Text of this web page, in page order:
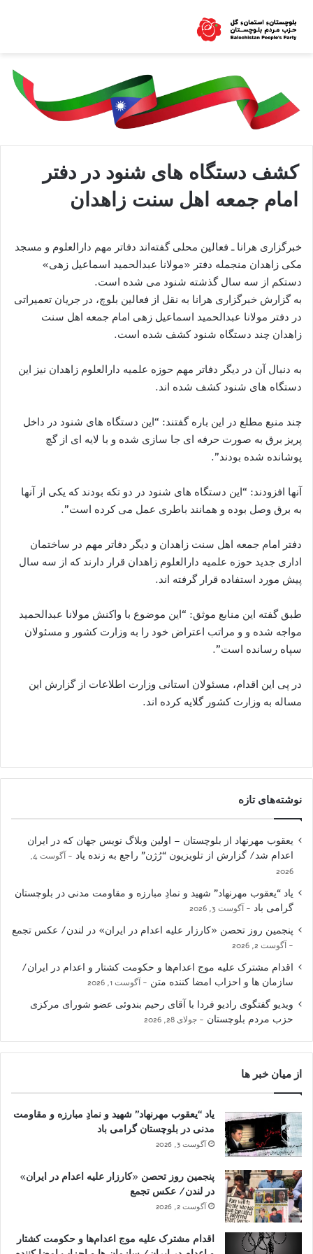
کشف دستگاه های شنود در دفتر
امام جمعه اهل سنت زاهدان
خبرگزاری هرانا ـ فعالین محلی گفته‌اند دفاتر مهم دارالعلوم و مسجد
مکی زاهدان منجمله دفتر «مولانا عبدالحمید اسماعیل زهی»
دستکم از سه سال گذشته شنود می شده است.
به گزارش خبرگزاری هرانا به نقل از فعالین بلوچ، در جریان تعمیراتی
در دفتر مولانا عبدالحمید اسماعیل زهی امام جمعه اهل سنت
زاهدان چند دستگاه شنود کشف شده است.
به دنبال آن در دیگر دفاتر مهم حوزه علمیه دارالعلوم زاهدان نیز این
دستگاه های شنود کشف شده اند.
چند منبع مطلع در این باره گفتند: “این دستگاه های شنود در داخل
پریز برق به صورت حرفه ای جا سازی شده و با لایه ای از گچ
پوشانده شده بودند”.
آنها افزودند: “این دستگاه های شنود در دو تکه بودند که یکی از آنها
به برق وصل بوده و همانند باطری عمل می کرده است”.
دفتر امام جمعه اهل سنت زاهدان و دیگر دفاتر مهم در ساختمان
اداری جدید حوزه علمیه دارالعلوم زاهدان قرار دارند که از سه سال
پیش مورد استفاده قرار گرفته اند.
طبق گفته این منابع موثق: “این موضوع با واکنش مولانا عبدالحمید
مواجه شده و و مراتب اعتراض خود را به وزارت کشور و مسئولان
سپاه رسانده است”.
در پی این اقدام، مسئولان استانی وزارت اطلاعات از گزارش این
مساله به وزارت کشور گلایه کرده اند.
نوشته‌های تازه
یعقوب مهرنهاد از بلوچستان – اولین وبلاگ نویس جهان که در ایران
اعدام شد/ گزارش از تلویزیون “رُژن” راجع به زنده یاد
آگوست 4,
2026
یاد “یعقوب مهرنهاد” شهید و نمادِ مبارزه و مقاومت مدنی در بلوچستان
گرامی باد
آگوست 3, 2026
پنجمین روز تحصن «کارزار علیه اعدام در ایران» در لندن/ عکس تجمع
آگوست 2, 2026
اقدام مشترک علیه موج اعدام‌ها و حکومت کشتار و اعدام در ایران/
سازمان ها و احزاب امضا کننده متن
آگوست 1, 2026
ویدیو گفتگوی رادیو فردا با آقای رحیم بندوئی عضو شورای مرکزی
حزب مردم بلوچستان
جولای 28, 2026
از میان خبر ها
یاد “یعقوب مهرنهاد” شهید و نمادِ مبارزه و مقاومت
مدنی در بلوچستان گرامی باد
آگوست 3, 2026
پنجمین روز تحصن «کارزار علیه اعدام در ایران»
در لندن/ عکس تجمع
آگوست 2, 2026
اقدام مشترک علیه موج اعدام‌ها و حکومت کشتار